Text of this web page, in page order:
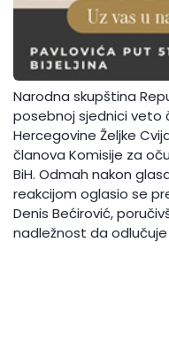
Narodna skupština
posebnoj sjednici veto
Hercegovine Željke
članova Komisije za
BiH. Odmah nakon
reakcijom oglasio se
Denis Bećirović,
nadležnost da